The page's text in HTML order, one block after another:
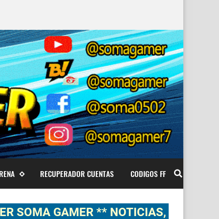
RECUPERADOR CUENTAS CODIGOS FF
GAMER ** NOTICIAS, NOVEDADES,